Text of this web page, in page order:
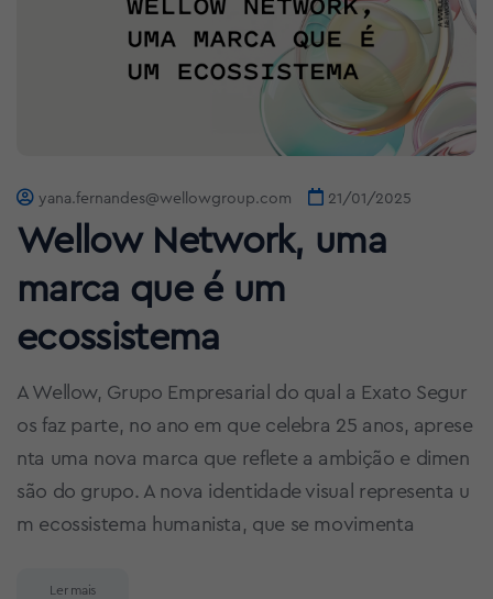
yana.fernandes@wellowgroup.com 21/01/2025
Wellow Network, uma
marca que é um
ecossistema
A Wellow, Grupo Empresarial do qual a Exato Segur
os faz parte, no ano em que celebra 25 anos, aprese
nta uma nova marca que reflete a ambição e dimen
são do grupo. A nova identidade visual representa u
m ecossistema humanista, que se movimenta
Ler mais